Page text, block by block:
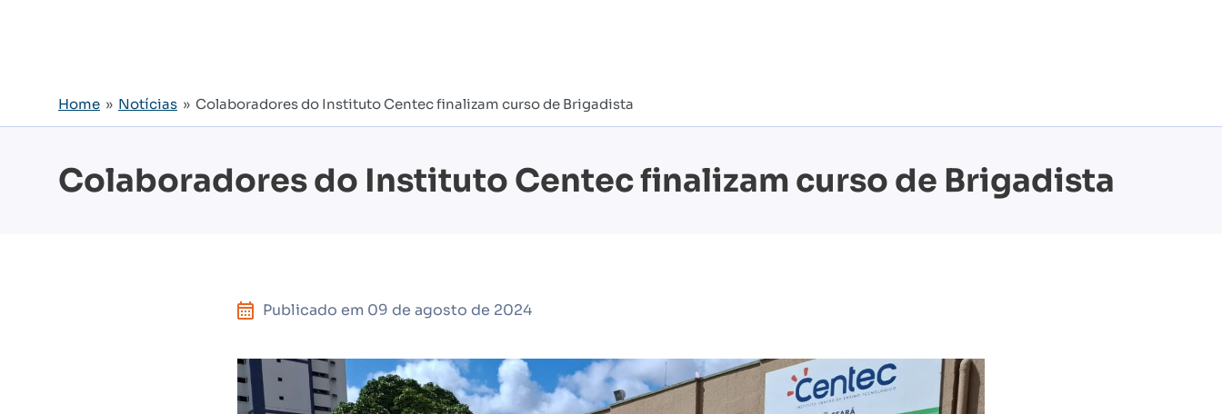
Home » Notícias » Colaboradores do Instituto Centec finalizam curso de Brigadista
Colaboradores do Instituto Centec finalizam curso de Brigadista
Publicado em 09 de agosto de 2024